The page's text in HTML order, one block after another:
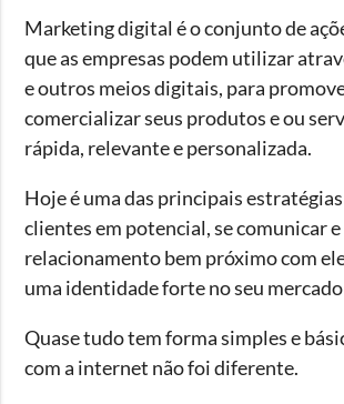
Marketing digital é o conjunto de
que as empresas podem utilizar
e outros meios digitais, para
comercializar seus produtos e ou
rápida, relevante e personalizada.
Hoje é uma das principais
clientes em potencial, se comunicar
relacionamento bem próximo com
uma identidade forte no seu
Quase tudo tem forma simples e
com a internet não foi diferente.